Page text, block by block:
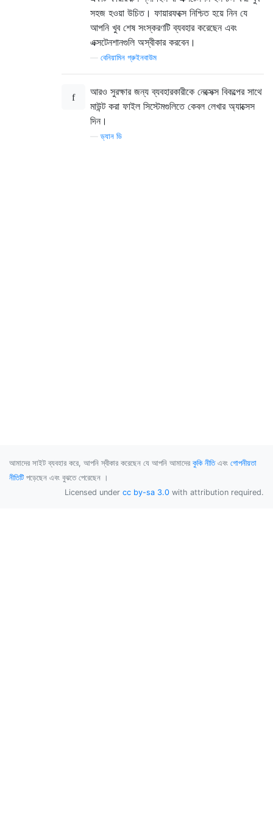
সহজ হওয়া উচিত। ফায়ারফক্সে নিশ্চিত হয়ে নিন যে
আপনি খুব শেষ সংস্করণটি ব্যবহার করেছেন এবং
এক্সটেনশানগুলি অস্বীকার করবেন।
বেনিয়ামিন গ্রুইনবাউম
আরও সুরক্ষার জন্য ব্যবহারকারীকে নেক্সেক্স বিকল্পের সাথে
মাউন্ট করা ফাইল সিস্টেমগুলিতে কেবল লেখার অ্যাক্সেস
দিন।
—ড্যান ডি
আমাদের সাইট ব্যবহার করে, আপনি স্বীকার করেছেন যে আপনি আমাদের কুকি নীতিএবং গোপনীয়তা
নীতিটি পড়েছেন এবং বুঝতে পেরেছেন ।
Licensed under cc by-sa 3.0 with attribution required.